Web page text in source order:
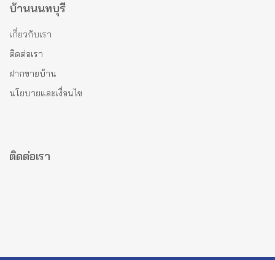
บ้านนนทบุรี
เกี่ยวกับเรา
ติดต่อเรา
ฝากขายบ้าน
นโยบายและเงื่อนไข
ติดต่อเรา